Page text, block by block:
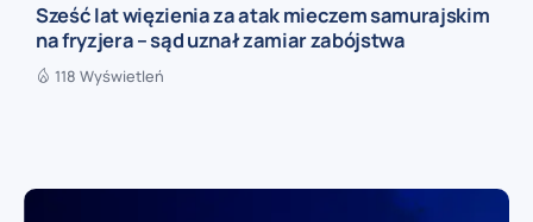
Sześć lat więzienia za atak mieczem samurajskim
na fryzjera – sąd uznał zamiar zabójstwa
118 Wyświetleń